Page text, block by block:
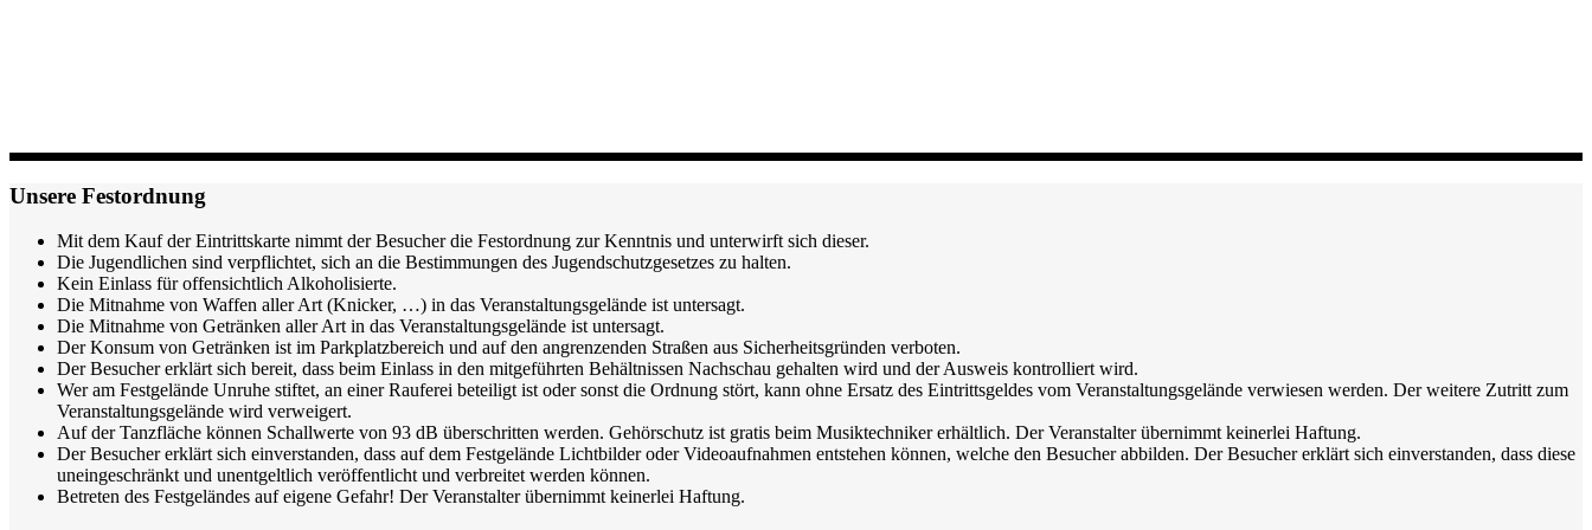
Unsere Festordnung
Mit dem Kauf der Eintrittskarte nimmt der Besucher die Festordnung zur Kenntnis und unterwirft sich dieser.
Die Jugendlichen sind verpflichtet, sich an die Bestimmungen des Jugendschutzgesetzes zu halten.
Kein Einlass für offensichtlich Alkoholisierte.
Die Mitnahme von Waffen aller Art (Knicker, …) in das Veranstaltungsgelände ist untersagt.
Die Mitnahme von Getränken aller Art in das Veranstaltungsgelände ist untersagt.
Der Konsum von Getränken ist im Parkplatzbereich und auf den angrenzenden Straßen aus Sicherheitsgründen verboten.
Der Besucher erklärt sich bereit, dass beim Einlass in den mitgeführten Behältnissen Nachschau gehalten wird und der Ausweis kontrolliert wird.
Wer am Festgelände Unruhe stiftet, an einer Rauferei beteiligt ist oder sonst die Ordnung stört, kann ohne Ersatz des Eintrittsgeldes vom Veranstaltungsgelände verwiesen werden. Der weitere Zutritt zum
Veranstaltungsgelände wird verweigert.
Auf der Tanzfläche können Schallwerte von 93 dB überschritten werden. Gehörschutz ist gratis beim Musiktechniker erhältlich. Der Veranstalter übernimmt keinerlei Haftung.
Der Besucher erklärt sich einverstanden, dass auf dem Festgelände Lichtbilder oder Videoaufnahmen entstehen können, welche den Besucher abbilden. Der Besucher erklärt sich einverstanden, dass diese
uneingeschränkt und unentgeltlich veröffentlicht und verbreitet werden können.
Betreten des Festgeländes auf eigene Gefahr! Der Veranstalter übernimmt keinerlei Haftung.